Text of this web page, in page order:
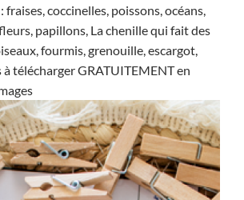
: fraises, coccinelles, poissons, océans,
papillons, La chenille qui fait des
fourmis, grenouille, escargot,
télécharger GRATUITEMENT en